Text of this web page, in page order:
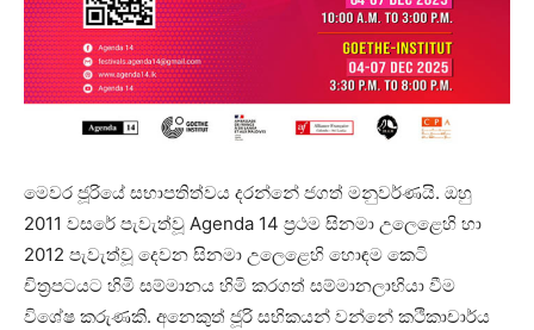
මෙවර ජූරියේ සභාපතිත්වය දරන්නේ ජගත් මනුවර්ණයි. ඔහු
2011 වසරේ පැවැත්වූ Agenda 14 ප්‍රථම සිනමා උලෙළෙහි හා
2012 පැවැත්වූ දෙවන සිනමා උලෙළෙහි හොඳම කෙටි
චිත්‍රපටයට හිමි සම්මානය හිමි කරගත් සම්මානලාභියා වීම
විශේෂ කරුණකි. අනෙකුත් ජූරි සභිකයන් වන්නේ කථිකාචාර්ය